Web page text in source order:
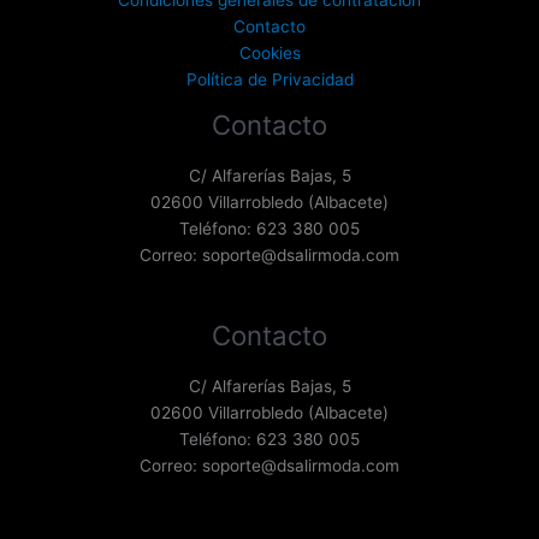
Contacto
Cookies
Política de Privacidad
Contacto
C/ Alfarerías Bajas, 5
02600 Villarrobledo (Albacete)
Teléfono: 623 380 005
Correo: soporte@dsalirmoda.com
Contacto
C/ Alfarerías Bajas, 5
02600 Villarrobledo (Albacete)
Teléfono: 623 380 005
Correo: soporte@dsalirmoda.com